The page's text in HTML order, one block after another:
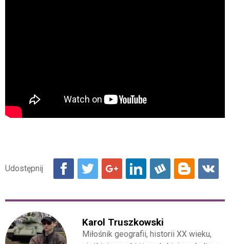
Karol Truszkowski
Miłośnik geografii, historii XX wieku,